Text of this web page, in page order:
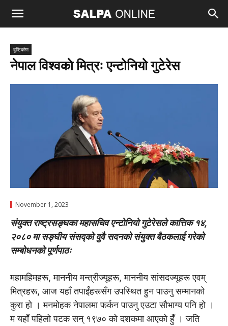
दृष्टिकाेण
नेपाल विश्वकाे मित्रः एन्टोनियो गुटेरेस
November 1, 2023
संयुक्त राष्ट्रसङ्घका महासचिव एन्टोनियो गुटेरेसले कात्तिक १४,
२०८० मा सङ्घीय संसद्काे दुवै सदनको संयुक्त बैठकलाई गरेको
सम्बोधनको पूर्णपाठः
महामहिमहरू, माननीय मन्त्रीज्यूहरू, माननीय सांसदज्यूहरू एवम्
मित्रहरू, आज यहाँ तपाईंहरूसँग उपस्थित हुन पाउनु सम्मानको
कुरा हो । मनमोहक नेपालमा फर्कन पाउनु एउटा सौभाग्य पनि हो ।
म यहाँ पहिलो पटक सन् १९७० को दशकमा आएको हुँ । जति